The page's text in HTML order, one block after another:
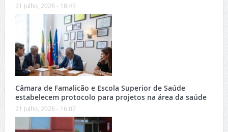
21 Julho, 2026 - 18:45
Câmara de Famalicão e Escola Superior de Saúde
estabelecem protocolo para projetos na área da saúde
21 Julho, 2026 - 16:07